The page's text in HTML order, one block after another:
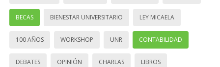
BECAS BIENESTAR UNIVERSITARIO LEY MICAELA
100 AÑOS WORKSHOP UNR CONTABILIDAD
DEBATES OPINIÓN CHARLAS LIBROS